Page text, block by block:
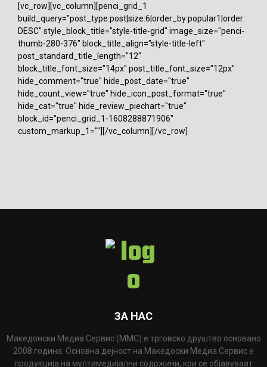
[vc_row][vc_column][penci_grid_1
build_query="post_type:post|size:6|order_by:popular1|order:
DESC" style_block_title="style-title-grid" image_size="penci-
thumb-280-376" block_title_align="style-title-left"
post_standard_title_length="12"
block_title_font_size="14px" post_title_font_size="12px"
hide_comment="true" hide_post_date="true"
hide_count_view="true" hide_icon_post_format="true"
hide_cat="true" hide_review_piechart="true"
block_id="penci_grid_1-1608288871906"
custom_markup_1=""][/vc_column][/vc_row]
ЗА НАС
Македонски Медиа Сервис (ММС) е трговско друштво основано
2008 година. Основна дејност на Македоски Медиа Сервис е
продукција на мултимедијални содржини, кои се објавуваат